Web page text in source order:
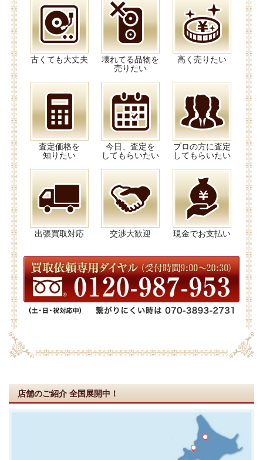
古くても大丈夫
壊れてる品物を
売りたい
高く売りたい
査定価格を
知りたい
今日、査定を
してもらいたい
プロの方に査定
してもらいたい
出張買取対応 交渉大歓迎 現金でお支払い
店舗のご紹介 全国展開中！